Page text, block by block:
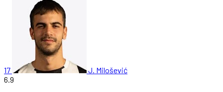
17
J. Milošević
6.9